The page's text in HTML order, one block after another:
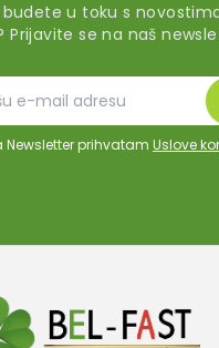
u toku s
Prijavite se na naš
Newsletter prihvatam Uslove